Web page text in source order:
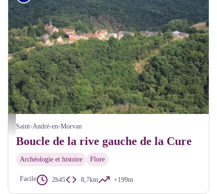
Saint-André en Morvan Vue aérienne - Alain Millot Pnr Morvan
Saint-André-en-Morvan
Boucle de la rive gauche de la Cure
Archéologie et histoire Flore
Facile 2h45 8,7km +199m